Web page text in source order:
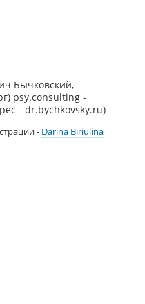
Бычковский,
psy.consulting -
- dr.bychkovsky.ru)
- Darina Biriulina